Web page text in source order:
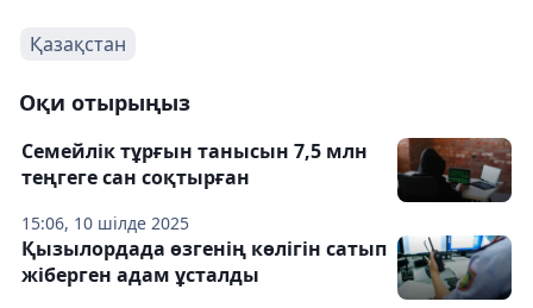
Қазақстан
Оқи отырыңыз
15:06, 10 шілде 2025
Семейлік тұрғын танысын 7,5 млн
теңгеге сан соқтырған
Қызылордада өзгенің көлігін сатып
жіберген адам ұсталды